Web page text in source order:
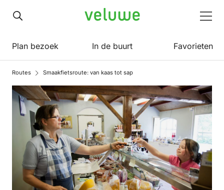
Veluwe
Plan bezoek In de buurt Favorieten
Routes Smaakfietsroute: van kaas tot sap